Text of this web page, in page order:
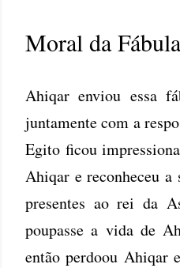
Moral da
Ahiqar enviou essa
juntamente com a
Egito ficou
Ahiqar e reconheceu
presentes ao rei da
poupasse a vida de
então perdoou Ahiqar